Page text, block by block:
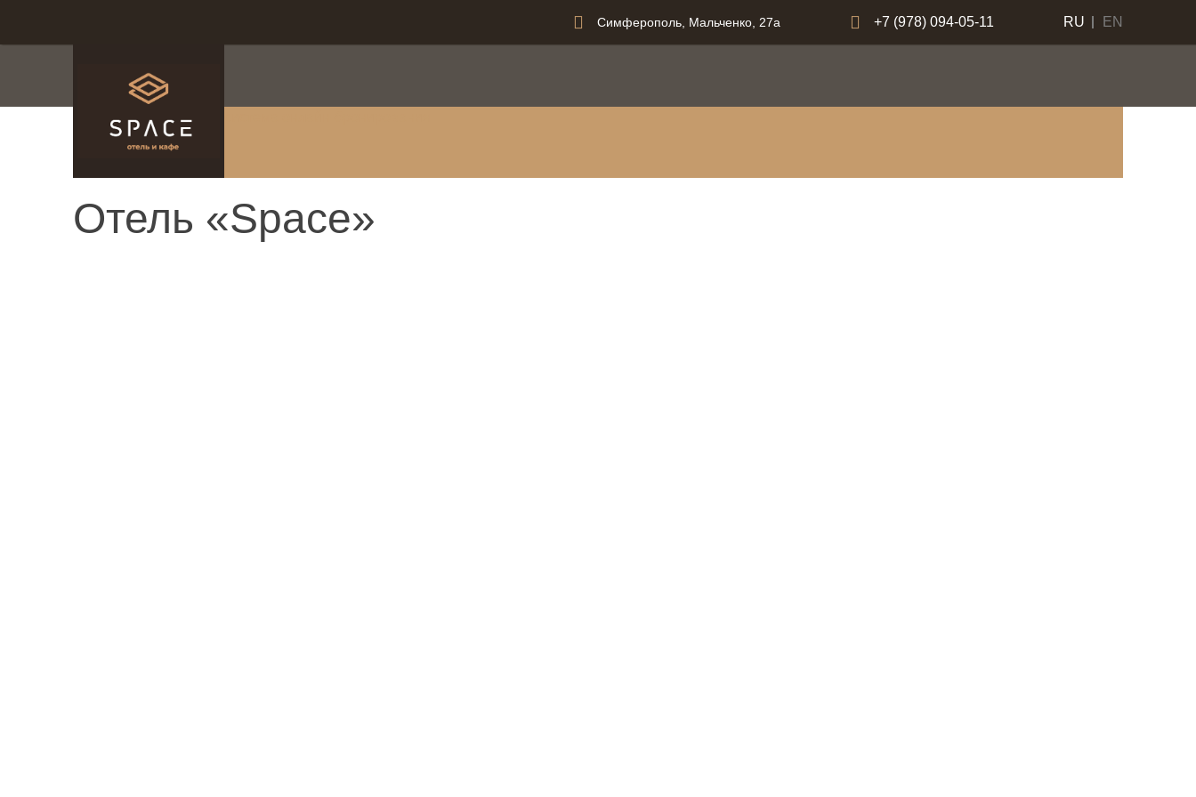
Симферополь, Мальченко, 27а +7 (978) 094-05-11 RU EN
Отель «Space»